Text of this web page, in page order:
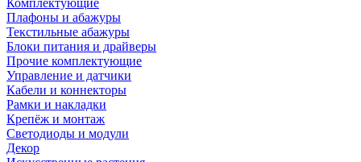
Комплектующие
Плафоны и абажуры
Текстильные абажуры
Блоки питания и драйверы
Прочие комплектующие
Управление и датчики
Кабели и коннекторы
Рамки и накладки
Крепёж и монтаж
Светодиоды и модули
Декор